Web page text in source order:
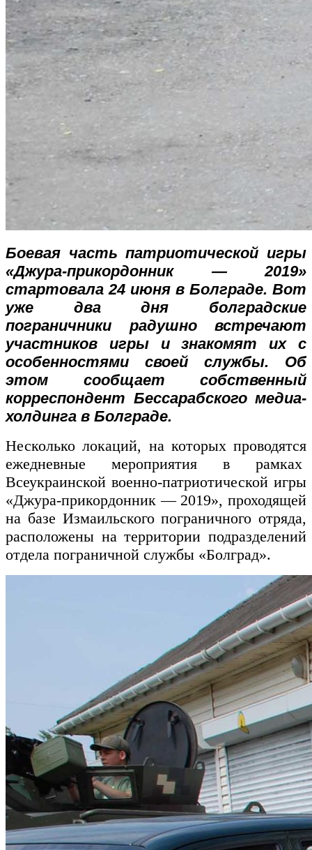
Боевая часть патриотической игры
«Джура-прикордонник — 2019»
стартовала 24 июня в Болграде. Вот
уже два дня болградские
пограничники радушно встречают
участников игры и знакомят их с
особенностями своей службы. Об
этом сообщает собственный
корреспондент Бессарабского медиа-
холдинга в Болграде.
Несколько локаций, на которых проводятся
ежедневные мероприятия в рамках
Всеукраинской военно-патриотической игры
«Джура-прикордонник — 2019», проходящей
на базе Измаильского пограничного отряда,
расположены на территории подразделений
отдела пограничной службы «Болград».